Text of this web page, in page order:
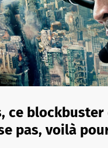
ce
pas, voilà